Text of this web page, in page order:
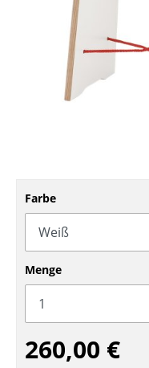
Hocker
Bänke & Liegen
Sitzsäcke
Bürodrehstühle
Konferenzstühle
Bürosessel
Einzelteile
... alle Sitzmöbel
Farbe
Menge
260,00 €